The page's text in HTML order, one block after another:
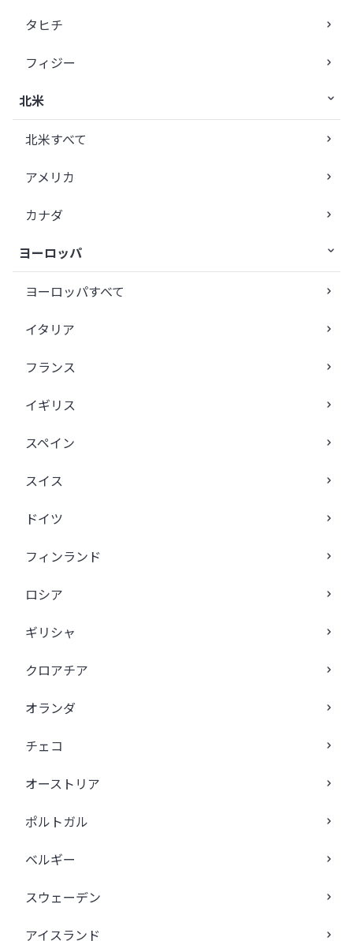
タヒチ
フィジー
北米
北米すべて
アメリカ
カナダ
ヨーロッパ
ヨーロッパすべて
イタリア
フランス
イギリス
スペイン
スイス
ドイツ
フィンランド
ロシア
ギリシャ
クロアチア
オランダ
チェコ
オーストリア
ポルトガル
ベルギー
スウェーデン
アイスランド